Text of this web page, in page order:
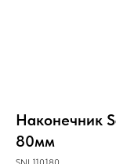
Наконечник
80мм